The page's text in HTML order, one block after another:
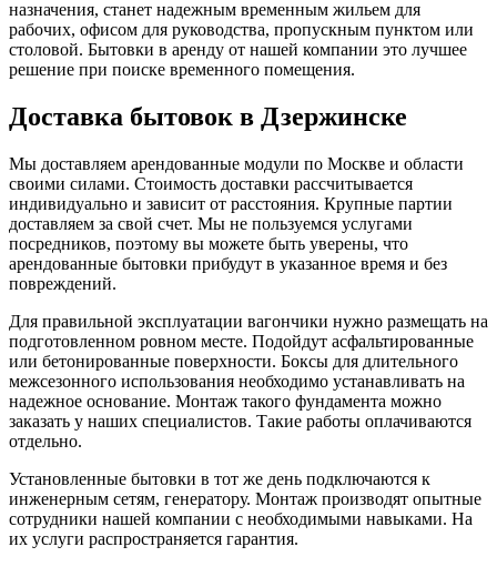
назначения, станет надежным временным жильем для
рабочих, офисом для руководства, пропускным пунктом или
столовой. Бытовки в аренду от нашей компании это лучшее
решение при поиске временного помещения.
Доставка бытовок в Дзержинске
Мы доставляем арендованные модули по Москве и области
своими силами. Стоимость доставки рассчитывается
индивидуально и зависит от расстояния. Крупные партии
доставляем за свой счет. Мы не пользуемся услугами
посредников, поэтому вы можете быть уверены, что
арендованные бытовки прибудут в указанное время и без
повреждений.
Для правильной эксплуатации вагончики нужно размещать на
подготовленном ровном месте. Подойдут асфальтированные
или бетонированные поверхности. Боксы для длительного
межсезонного использования необходимо устанавливать на
надежное основание. Монтаж такого фундамента можно
заказать у наших специалистов. Такие работы оплачиваются
отдельно.
Установленные бытовки в тот же день подключаются к
инженерным сетям, генератору. Монтаж производят опытные
сотрудники нашей компании с необходимыми навыками. На
их услуги распространяется гарантия.